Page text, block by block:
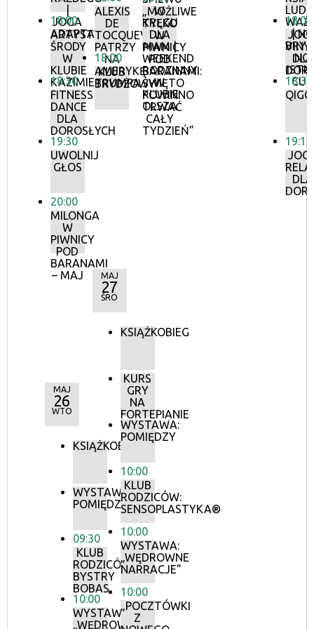
|
JOGA
ADAPTACYJNA
18:00
ARTYSTYCZNE
ŚRODY
W
KLUBIE
KAZIMIERZ
18:30
FITNESS
DANCE
DLA
DOROSŁYCH
19:30
UWOLNIJ
GŁOS
20:00
MILONGA
W
PIWNICY
POD
BARANAMI
– MAJ
ALEXIS
DE
TOCQUEVILLE
PATRZY
NA
AMERYKĘ
TRUMPA
18:00
KLUB
BRYDŻOWY
W
KRĘGU
DLA
MAM |
WEEKEND
RODZINNY
W
KLUBIE
OLSZA
„MOŻLIWE
TYLKO
W
PIWNICY
POD
BARANAMI:
ŚWIĘTO
POWINNO
TRWAĆ
CAŁY
TYDZIEŃ”
| NO
NO
CUD
18:00
DLA
18:30
19:10
DLA
MAJ
26
WTO
KSIĄŻKOBIEG
WYSTAWA:
POMIĘDZY
09:30
KLUB
RODZICÓW:
BYSTRY
BOBAS
10:00
WYSTAWA:
„WĘDROWNE
MAJ
27
ŚRO
KSIĄŻKOBIEG
KURS
GRY
NA
FORTEPIANIE
WYSTAWA:
POMIĘDZY
10:00
KLUB
RODZICÓW:
SENSOPLASTYKA®
10:00
WYSTAWA:
„WĘDROWNE
NARRACJE”
10:00
„POCZTÓWKI
Z